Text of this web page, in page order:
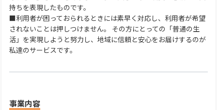
持ちを表現したものです。
■利用者が困っておられるときには素早く対応し、利用者が希望
されないことは押しつけません。 その方にとっての「普通の生
活」を実現しようと努力し、地域に信頼と安心をお届けするのが
私達のサービスです。
事業内容